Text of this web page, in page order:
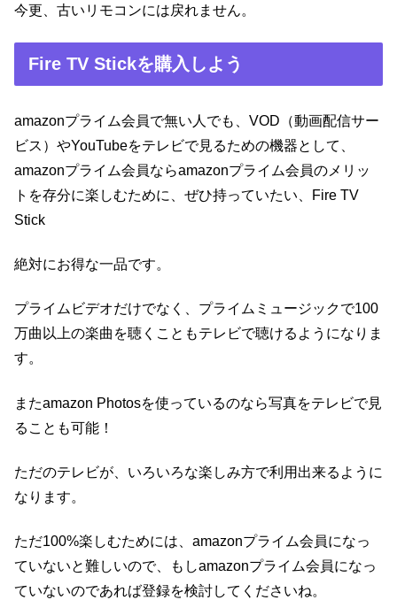
今更、古いリモコンには戻れません。
Fire TV Stickを購入しよう
amazonプライム会員で無い人でも、VOD（動画配信サー
ビス）やYouTubeをテレビで見るための機器として、
amazonプライム会員ならamazonプライム会員のメリッ
トを存分に楽しむために、ぜひ持っていたい、Fire TV
Stick
絶対にお得な一品です。
プライムビデオだけでなく、プライムミュージックで100
万曲以上の楽曲を聴くこともテレビで聴けるようになりま
す。
またamazon Photosを使っているのなら写真をテレビで見
ることも可能！
ただのテレビが、いろいろな楽しみ方で利用出来るように
なります。
ただ100%楽しむためには、amazonプライム会員になっ
ていないと難しいので、もしamazonプライム会員になっ
ていないのであれば登録を検討してくださいね。